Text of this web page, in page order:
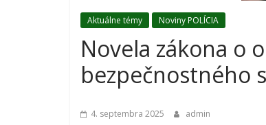
Aktuálne témy Noviny POLÍCIA
Novela zákona o
bezpečnostného
4. septembra 2025 admin